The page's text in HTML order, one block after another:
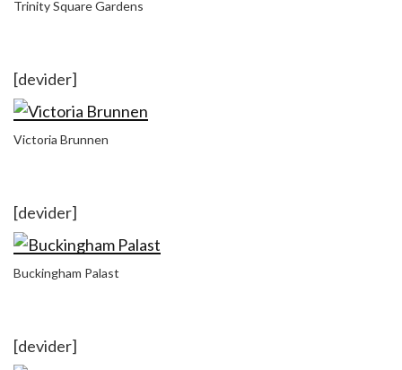
Trinity Square Gardens
[devider]
Victoria Brunnen
[devider]
Buckingham Palast
[devider]